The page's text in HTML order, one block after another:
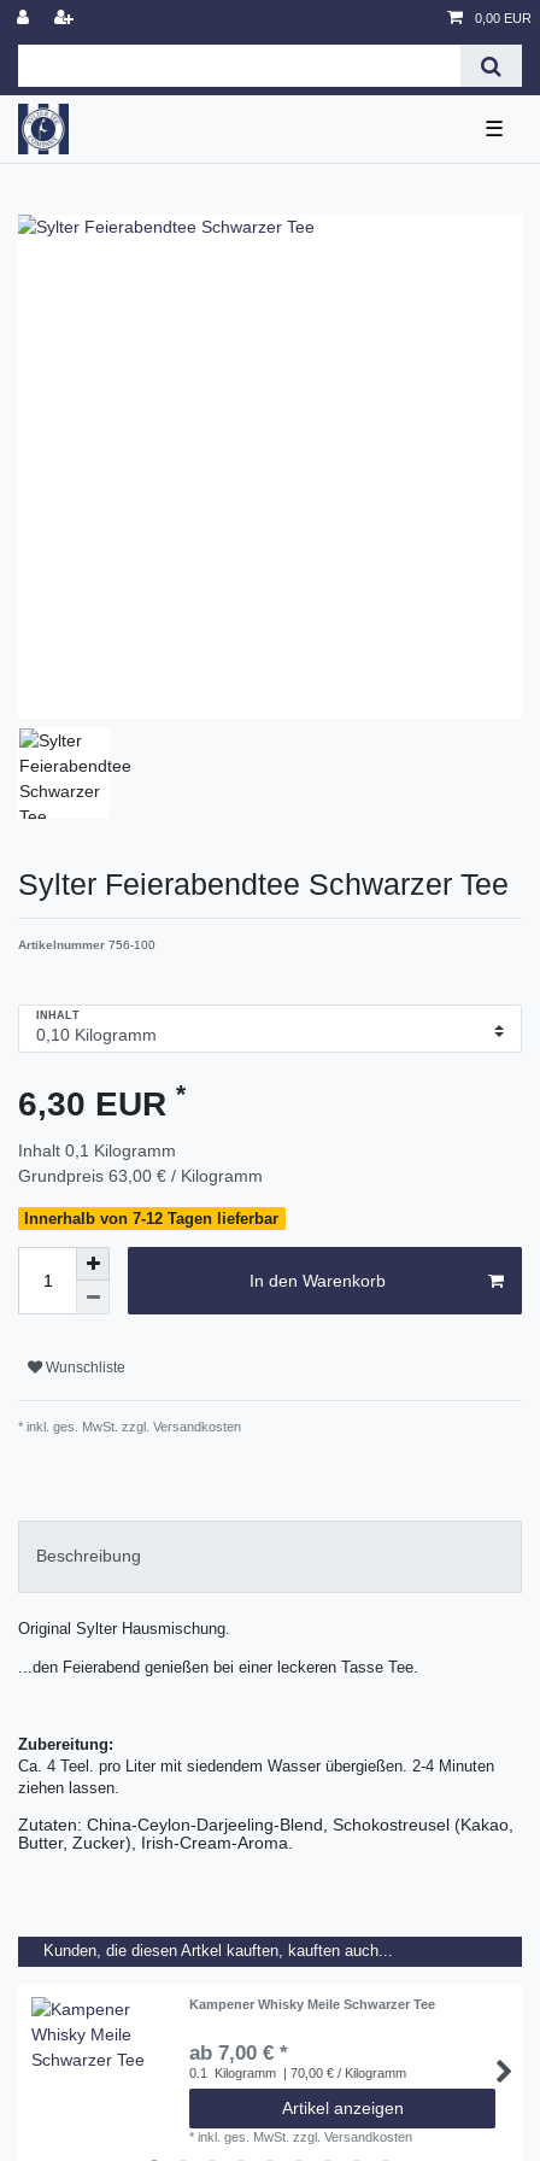
0,00 EUR
☰
Sylter Feierabendtee Schwarzer Tee
Artikelnummer 756-100
INHALT
6,30 EUR *
Inhalt 0,1 Kilogramm
Grundpreis 63,00 € / Kilogramm
Innerhalb von 7-12 Tagen lieferbar
In den Warenkorb
Wunschliste
* inkl. ges. MwSt. zzgl. Versandkosten
Beschreibung
Original Sylter Hausmischung.
...den Feierabend genießen bei einer leckeren Tasse Tee.
Zubereitung:
Ca. 4 Teel. pro Liter mit siedendem Wasser übergießen. 2-4 Minuten
ziehen lassen.
Zutaten: China-Ceylon-Darjeeling-Blend, Schokostreusel (Kakao,
Butter, Zucker), Irish-Cream-Aroma.
Kunden, die diesen Artkel kauften, kauften auch...
Kampener Whisky Meile Schwarzer Tee
ab 7,00 € *
0.1 Kilogramm | 70,00 € / Kilogramm
Artikel anzeigen
*inkl. ges. MwSt. zzgl.Versandkosten